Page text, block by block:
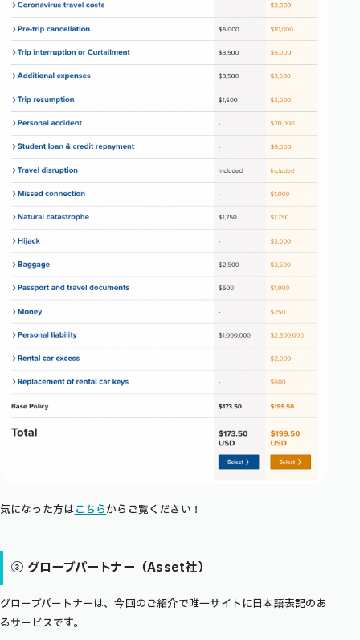
気になった方はこちらからご覧ください！
③ グローブパートナー（Asset社）
グローブパートナーは、今回のご紹介で唯一サイトに日本語表記のあ
るサービスです。